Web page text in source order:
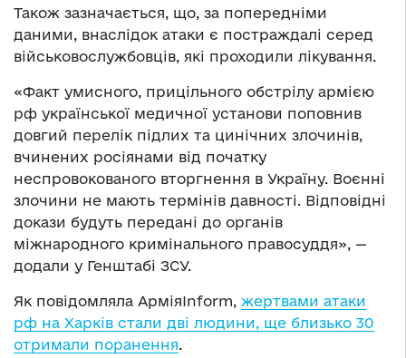
Також зазначається, що, за попередніми
даними, внаслідок атаки є постраждалі серед
військовослужбовців, які проходили лікування.
«Факт умисного, прицільного обстрілу армією
рф української медичної установи поповнив
довгий перелік підлих та цинічних злочинів,
вчинених росіянами від початку
неспровокованого вторгнення в Україну. Воєнні
злочини не мають термінів давності. Відповідні
докази будуть передані до органів
міжнародного кримінального правосуддя», —
додали у Генштабі ЗСУ.
Як повідомляла АрміяInform, жертвами атаки
рф на Харків стали дві людини, ще близько 30
отримали поранення.